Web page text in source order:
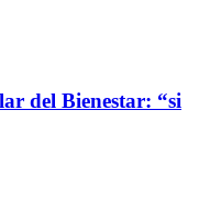
del Bienestar: “si